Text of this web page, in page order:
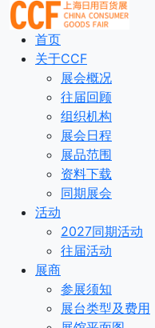
首页
关于CCF
展会概况
往届回顾
组织机构
展会日程
展品范围
资料下载
同期展会
活动
2027同期活动
往届活动
展商
参展须知
展台类型及费用